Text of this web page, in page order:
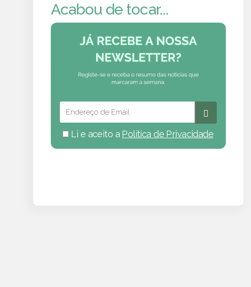
Acabou de tocar...
Li e aceito a Política de Privacidade